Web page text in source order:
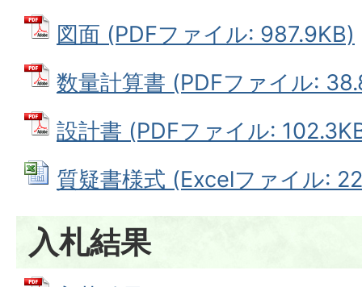
図面 (PDFファイル: 987.9KB)
数量計算書 (PDFファイル:
設計書 (PDFファイル:
質疑書様式 (Excelファイル:
入札結果